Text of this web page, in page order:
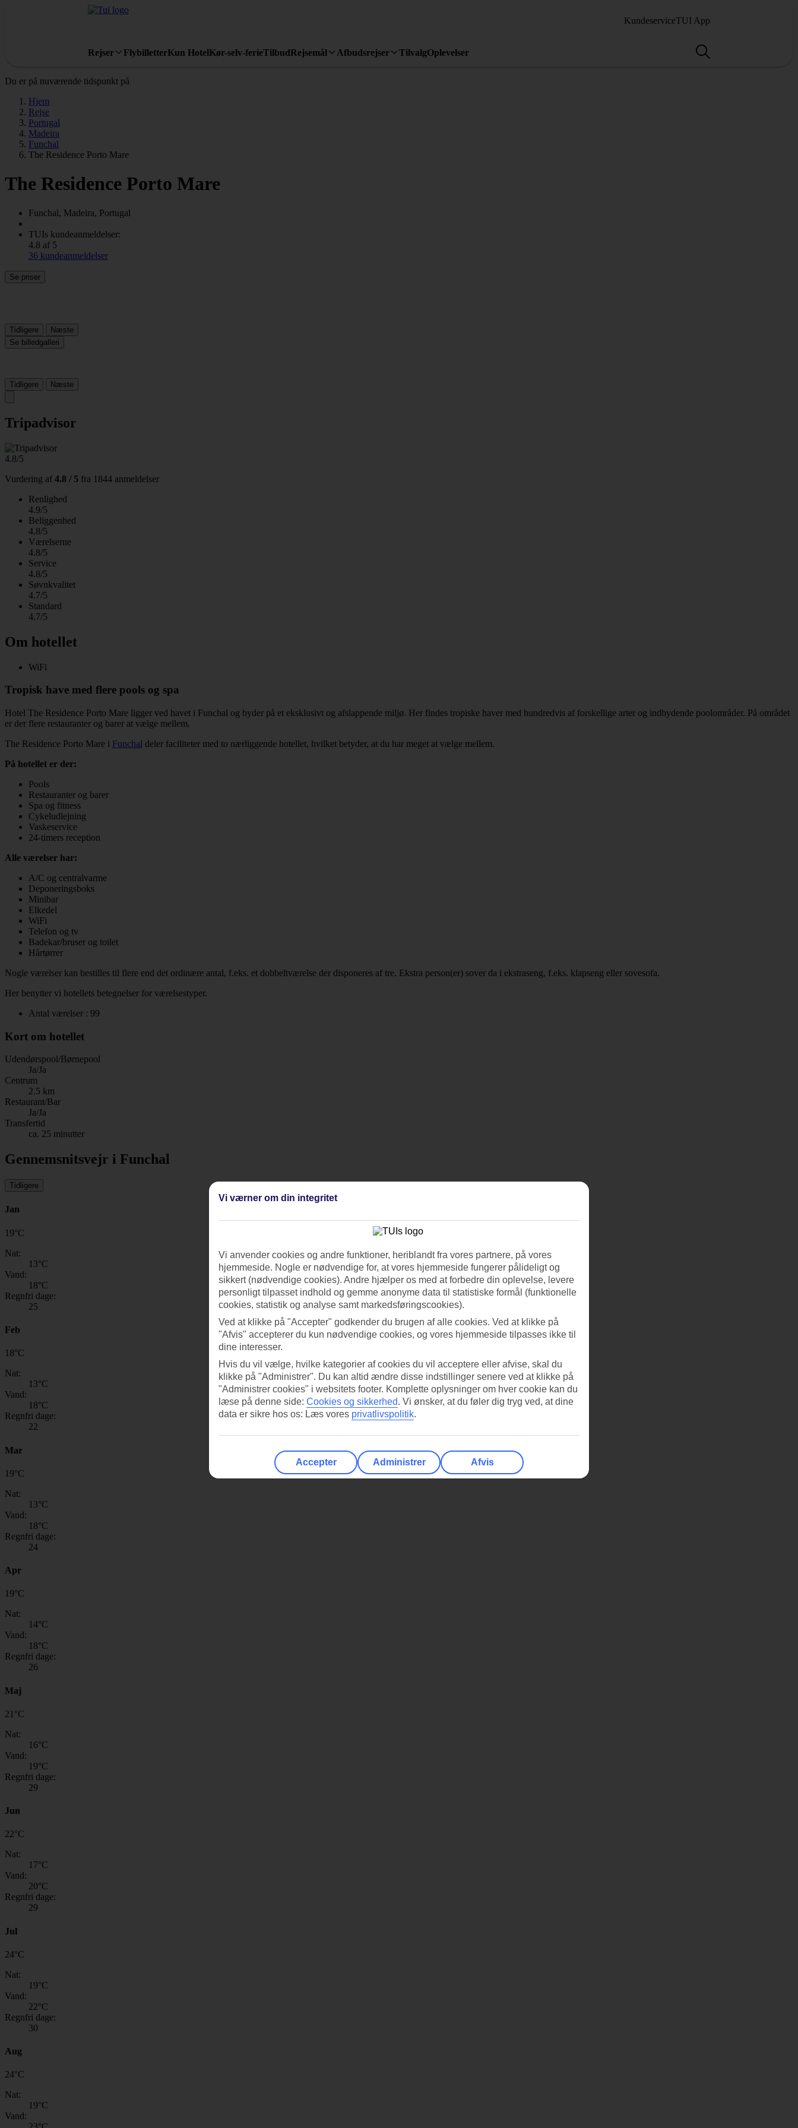
KundeserviceTUI App
Rejser FlybilletterKun HotelKør-selv-ferieTilbudRejsemål Afbudsrejser TilvalgOplevelser
Du er på nuværende tidspunkt på
Hjem
Rejse
Portugal
Madeira
Funchal
The Residence Porto Mare
The Residence Porto Mare
Funchal, Madeira, Portugal
TUIs kundeanmeldelser:
4.8 af 5
36 kundeanmeldelser
Se priser
Tidligere
Næste
Se billedgalleri
Tidligere Næste
Tripadvisor
4.8/5
Vurdering af 4.8 / 5 fra 1844 anmeldelser
Renlighed
4.9/5
Beliggenhed
4.8/5
Værelserne
4.8/5
Service
4.8/5
Søvnkvalitet
4.7/5
Standard
4.7/5
Om hotellet
WiFi
Tropisk have med flere pools og spa
Hotel The Residence Porto Mare ligger ved havet i Funchal og byder på et eksklusivt og afslappende miljø. Her findes tropiske haver med hundredvis af forskellige arter og indbydende poolområder. På området
er der flere restauranter og barer at vælge mellem.
The Residence Porto Mare i Funchal deler faciliteter med to nærliggende hotellet, hvilket betyder, at du har meget at vælge mellem.
På hotellet er der:
Pools
Restauranter og barer
Spa og fitness
Cykeludlejning
Vaskeservice
24-timers reception
Alle værelser har:
A/C og centralvarme
Deponeringsboks
Minibar
Elkedel
WiFi
Telefon og tv
Badekar/bruser og toilet
Hårtørrer
Nogle værelser kan bestilles til flere end det ordinære antal, f.eks. et dobbeltværelse der disponeres af tre. Ekstra person(er) sover da i ekstraseng, f.eks. klapseng eller sovesofa.
Her benytter vi hotellets betegnelser for værelsestyper.
Antal værelser : 99
Kort om hotellet
Udendørspool/Børnepool
Ja/Ja
Centrum
2.5 km
Restaurant/Bar
Ja/Ja
Transfertid
ca. 25 minutter
Gennemsnitsvejr i Funchal
Tidligere
Jan
19°C
Nat:
13°C
Vand:
18°C
Regnfri dage:
25
Feb
18°C
Nat:
13°C
Vand:
18°C
Regnfri dage:
22
Mar
19°C
Nat:
13°C
Vand:
18°C
Regnfri dage:
24
Apr
19°C
Nat:
14°C
Vand:
18°C
Regnfri dage:
26
Maj
21 °C
Nat:
16°C
Vand:
19°C
Regnfri dage:
29
Jun
22°C
Nat:
17°C
Vand:
20°C
Regnfri dage:
29
Jul
24°C
Nat:
19°C
Vand:
22°C
Regnfri dage:
30
Aug
24°C
Nat:
19°C
Vand:
Vi værner om din integritet
Vi anvender cookies og andre funktioner, heriblandt fra vores partnere, på vores
hjemmeside. Nogle er nødvendige for, at vores hjemmeside fungerer pålideligt og
sikkert (nødvendige cookies). Andre hjælper os med at forbedre din oplevelse, levere
personligt tilpasset indhold og gemme anonyme data til statistiske formål (funktionelle
cookies, statistik og analyse samt markedsføringscookies).
Ved at klikke på "Accepter" godkender du brugen af alle cookies. Ved at klikke på
"Afvis" accepterer du kun nødvendige cookies, og vores hjemmeside tilpasses ikke til
dine interesser.
Hvis du vil vælge, hvilke kategorier af cookies du vil acceptere eller afvise, skal du
klikke på "Administrer". Du kan altid ændre disse indstillinger senere ved at klikke på
"Administrer cookies" i websitets footer. Komplette oplysninger om hver cookie kan du
læse på denne side: Cookies og sikkerhed. Vi ønsker, at du føler dig tryg ved, at dine
data er sikre hos os: Læs vores privatlivspolitik.
Accepter Administrer Afvis